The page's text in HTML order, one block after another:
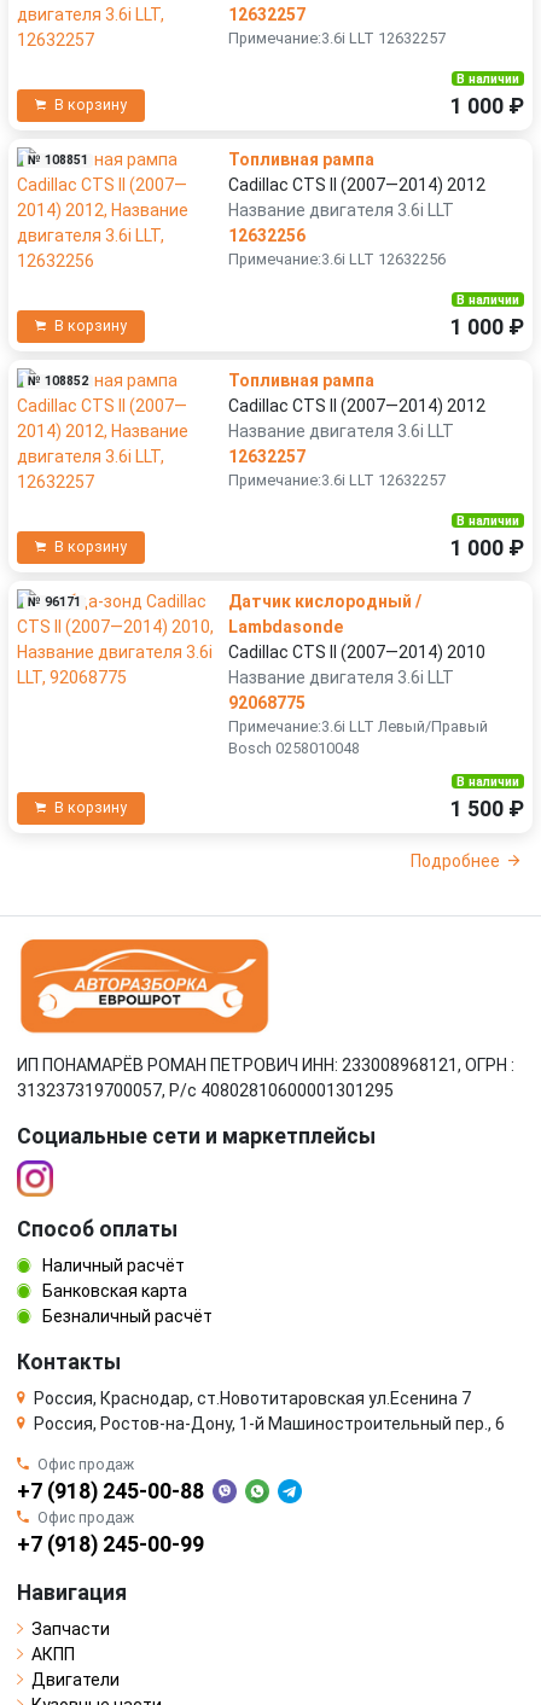
12632257
Примечание:3.6i LLT 12632257
В корзину
В наличии
1 000 ₽
№ 108851
Топливная рампа
Cadillac CTS II (2007—2014) 2012
Название двигателя 3.6i LLT
12632256
Примечание:3.6i LLT 12632256
В корзину
В наличии
1 000 ₽
№ 108852
Топливная рампа
Cadillac CTS II (2007—2014) 2012
Название двигателя 3.6i LLT
12632257
Примечание:3.6i LLT 12632257
В корзину
В наличии
1 000 ₽
№ 96171
Датчик кислородный /
Lambdasonde
Cadillac CTS II (2007—2014) 2010
Название двигателя 3.6i LLT
92068775
Примечание:3.6i LLT Левый/Правый
Bosch 0258010048
В корзину
В наличии
1 500 ₽
Подробнее
ИП ПОНАМАРЁВ РОМАН ПЕТРОВИЧ ИНН: 233008968121, ОГРН :
313237319700057, Р/c 40802810600001301295
Социальные сети и маркетплейсы
Способ оплаты
Наличный расчёт
Банковская карта
Безналичный расчёт
Контакты
Россия, Краснодар, ст.Новотитаровская ул.Есенина 7
Россия, Ростов-на-Дону, 1-й Машиностроительный пер., 6
Офис продаж
+7 (918) 245-00-88
Офис продаж
+7 (918) 245-00-99
Навигация
Запчасти
АКПП
Двигатели